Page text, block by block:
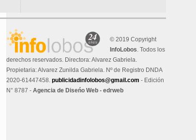
© 2019 Copyright
InfoLobos. Todos los
derechos reservados. Directora: Alvarez Gabriela.
Propietaria: Alvarez Zunilda Gabriela. Nº de Registro DNDA
2020-61447458. publicidadinfolobos@gmail.com - Edición
N° 8787 - Agencia de Diseńo Web - edrweb